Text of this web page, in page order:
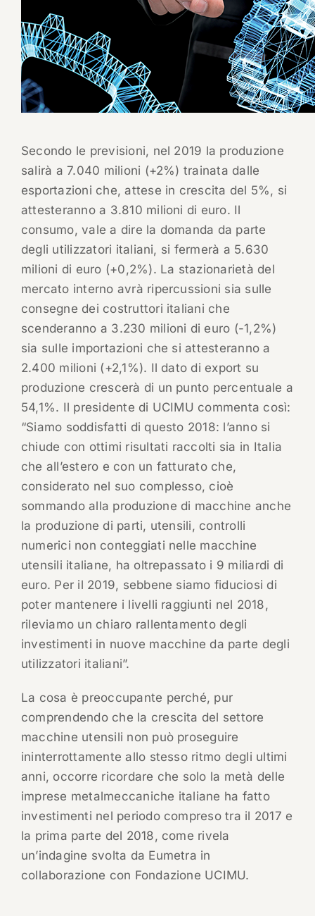
Secondo le previsioni, nel 2019 la produzione
salirà a 7.040 milioni (+2%) trainata dalle
esportazioni che, attese in crescita del 5%, si
attesteranno a 3.810 milioni di euro. Il
consumo, vale a dire la domanda da parte
degli utilizzatori italiani, si fermerà a 5.630
milioni di euro (+0,2%). La stazionarietà del
mercato interno avrà ripercussioni sia sulle
consegne dei costruttori italiani che
scenderanno a 3.230 milioni di euro (-1,2%)
sia sulle importazioni che si attesteranno a
2.400 milioni (+2,1%). Il dato di export su
produzione crescerà di un punto percentuale a
54,1%. Il presidente di UCIMU commenta così:
“Siamo soddisfatti di questo 2018: l’anno si
chiude con ottimi risultati raccolti sia in Italia
che all’estero e con un fatturato che,
considerato nel suo complesso, cioè
sommando alla produzione di macchine anche
la produzione di parti, utensili, controlli
numerici non conteggiati nelle macchine
utensili italiane, ha oltrepassato i 9 miliardi di
euro. Per il 2019, sebbene siamo fiduciosi di
poter mantenere i livelli raggiunti nel 2018,
rileviamo un chiaro rallentamento degli
investimenti in nuove macchine da parte degli
utilizzatori italiani”.
La cosa è preoccupante perché, pur
comprendendo che la crescita del settore
macchine utensili non può proseguire
ininterrottamente allo stesso ritmo degli ultimi
anni, occorre ricordare che solo la metà delle
imprese metalmeccaniche italiane ha fatto
investimenti nel periodo compreso tra il 2017 e
la prima parte del 2018, come rivela
un’indagine svolta da Eumetra in
collaborazione con Fondazione UCIMU.